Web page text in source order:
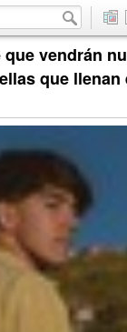
vendrán
que llenan